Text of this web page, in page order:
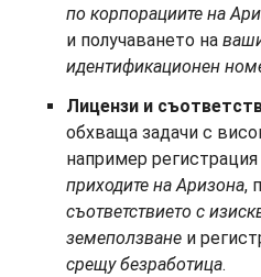
по корпорациите на
и получаването на
идентификационен
Лицензи и
обхваща задачи с
например
приходите на Аризона,
съответствието с
земеползване и
срещу безработица.